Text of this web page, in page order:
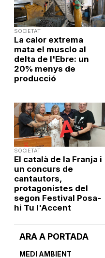
ARA A PORTADA
MEDI AMBIENT
SOCIETAT
La calor extrema
mata el musclo al
delta de l'Ebre: un
20% menys de
producció
SOCIETAT
El català de la Franja i
un concurs de
cantautors,
protagonistes del
segon Festival Posa-
hi Tu l'Accent